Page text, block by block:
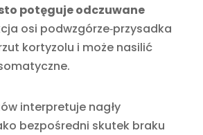
potęguje odczuwane
osi podwzgórze‑przysadka
kortyzolu i może nasilić
interpretuje nagły
bezpośredni skutek braku